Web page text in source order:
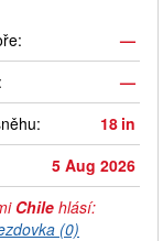
—
—
18 in
5 Aug 2026
Chile hlásí:
(0)